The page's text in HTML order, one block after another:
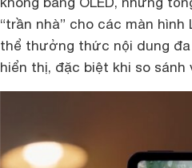
“trần nhà” cho các màn
thể thưởng thức nội dung
hiển thị, đặc biệt khi so